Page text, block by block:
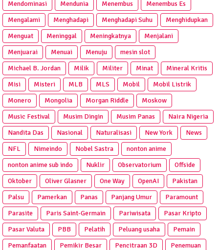
Mendominasi Mendunia Menembus
Menembus Es
Mengalami
Menghadapi Menghadapi Suhu
Menghidupkan
Menguat
Meninggal Meningkatnya
Menjalani
Menjuarai
Menuai Menuju
mesin slot
Michael B. Jordan
Milik Militer Minat
Mineral Kritis
Misi
Misteri MLB MLS Mobil
Mobil Listrik
Monero
Mongolia Morgan Riddle
Moskow
Music Festival
Musim Dingin Musim Panas
Naira Nigeria
Nandita Das
Nasional Naturalisasi New York
News
NFL
Nimeindo Nobel Sastra
nonton anime
nonton anime sub indo
Nuklir Observatorium
Offside
Oktober
Oliver Glasner One Way OpenAI
Pakistan
Palsu
Pamerkan Panas Panjang Umur
Paramount
Parasite
Paris Saint-Germain Pariwisata
Pasar Kripto
Pasar Valuta
PBB Pelatih Peluang usaha
Pemain
Pemanfaatan
Pemikir Besar Pencitraan 3D
Penemuan